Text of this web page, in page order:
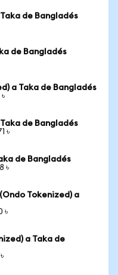
de Bangladés
de Bangladés
a Taka de Bangladés
de Bangladés
৳
de Bangladés
৳
Tokenized) a
৳
a Taka de